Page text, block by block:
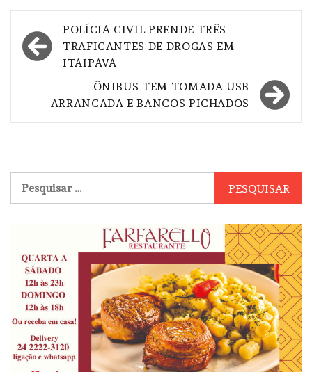
Navegação
de
POLÍCIA CIVIL PRENDE TRÊS
TRAFICANTES DE DROGAS EM
ITAIPAVA
ÔNIBUS TEM TOMADA USB
ARRANCADA E BANCOS PICHADOS